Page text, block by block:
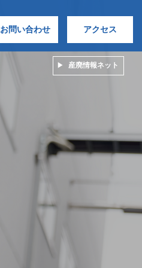
産廃情報ネット
お問い合わせ アクセス